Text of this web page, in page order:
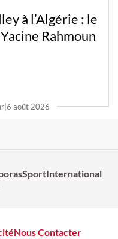
à l’Algérie : le
Rahmoun
|6 août 2026
SportInternational
Nous Contacter